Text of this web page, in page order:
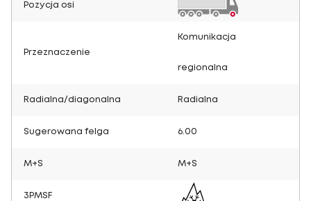
Pozycja osi
Przeznaczenie
Komunikacja
regionalna
Radialna/diagonalna Radialna
Sugerowana felga 6.00
M+S M+S
3PMSF